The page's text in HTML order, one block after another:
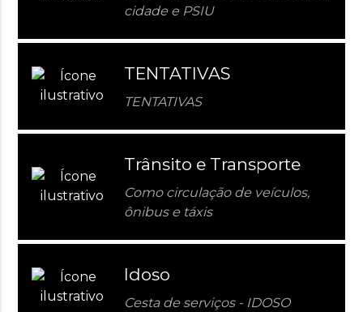
cidade e PSIU
TENTATIVAS
TENTATIVAS
Trânsito e Transporte
Como circulação de veículos,
ônibus e táxis
Idoso
Cesta de serviços - IDOSO